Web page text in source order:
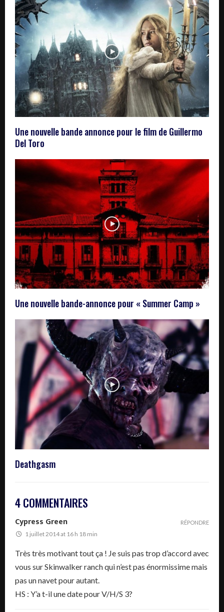
Une nouvelle bande annonce pour le film de Guillermo
Del Toro
Une nouvelle bande-annonce pour « Summer Camp »
Deathgasm
4 COMMENTAIRES
Cypress Green
1 juillet 2014 at 16 h 18 min
Très très motivant tout ça ! Je suis pas trop d’accord avec
vous sur Skinwalker ranch qui n’est pas énormissime mais
pas un navet pour autant.
HS : Y’a t-il une date pour V/H/S 3?
RÉPONDRE